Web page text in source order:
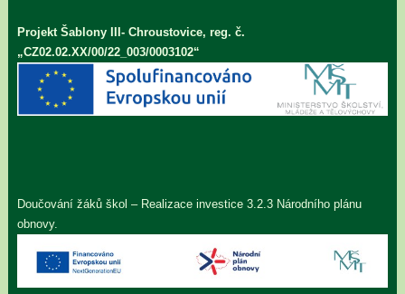
Projekt Šablony III- Chroustovice, reg. č.
„CZ02.02.XX/00/22_003/0003102“
Doučování žáků škol – Realizace investice 3.2.3 Národního plánu
obnovy.